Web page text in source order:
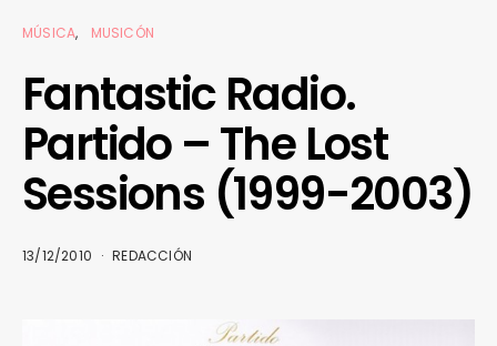
MÚSICA MUSICÓN
Fantastic Radio.
Partido – The Lost
Sessions (1999-2003)
13/12/2010 REDACCIÓN